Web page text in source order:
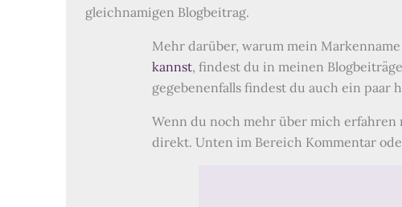
gleichnamigen Blogbeitrag.
Mehr darüber, warum mein Markenname
kannst, findest du in meinen
gegebenenfalls findest du auch ein paar
Wenn du noch mehr über mich erfahren
direkt. Unten im Bereich Kommentar